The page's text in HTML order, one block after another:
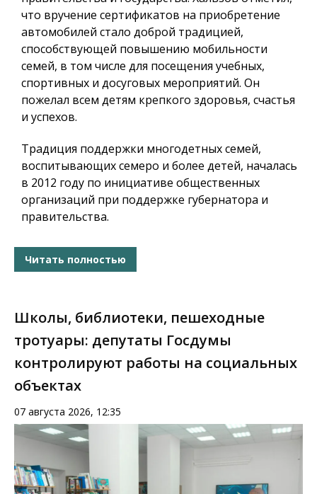
что вручение сертификатов на приобретение
автомобилей стало доброй традицией,
способствующей повышению мобильности
семей, в том числе для посещения учебных,
спортивных и досуговых мероприятий. Он
пожелал всем детям крепкого здоровья, счастья
и успехов.
Традиция поддержки многодетных семей,
воспитывающих семеро и более детей, началась
в 2012 году по инициативе общественных
организаций при поддержке губернатора и
правительства.
Читать полностью
Школы, библиотеки, пешеходные
тротуары: депутаты Госдумы
контролируют работы на социальных
объектах
07 августа 2026, 12:35